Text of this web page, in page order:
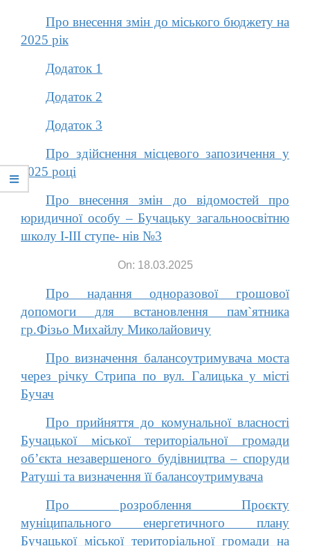
Про внесення змін до міського бюджету на
2025 рік
Додаток 1
Додаток 2
Додаток 3
Про здійснення місцевого запозичення у
2025 році
Про внесення змін до відомостей про
юридичної особу – Бучацьку загальноосвітню
школу І-ІІІ ступе- нів №3
On: 18.03.2025
Про надання одноразової грошової
допомоги для встановлення пам`ятника
гр.Фізьо Михайлу Миколайовичу
Про визначення балансоутримувача моста
через річку Стрипа по вул. Галицька у місті
Бучач
Про прийняття до комунальної власності
Бучацької міської територіальної громади
об’єкта незавершеного будівництва – споруди
Ратуші та визначення її балансоутримувача
Про розроблення Проєкту
муніципального енергетичного плану
Бучацької міської територіальної громади на